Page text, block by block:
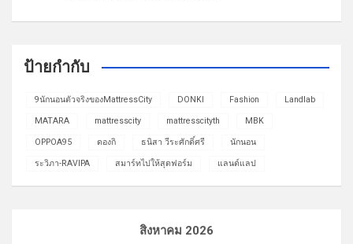
ป้ายกำกับ
9นักนอนตัวจริงของMattressCity DONKI Fashion Landlab
MATARA mattresscity mattresscityth MBK
OPPOA95 ดองกิ ธนิสา วีระศักดิ์ศรี นักนอน
ระวิภา-RAVIPA สมาร์ทไปให้สุดฟอร์ม แลนด์แลป
สิงหาคม 2026